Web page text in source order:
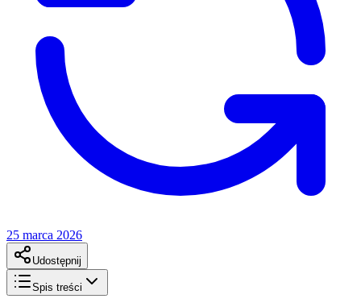
25 marca 2026
Udostępnij
Spis treści